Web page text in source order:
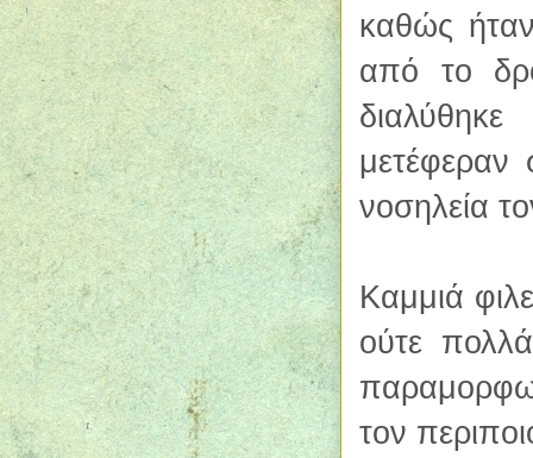
καθώς
από το
μετέφεραν
νοσηλεία
Καμμιά
ούτε
τον